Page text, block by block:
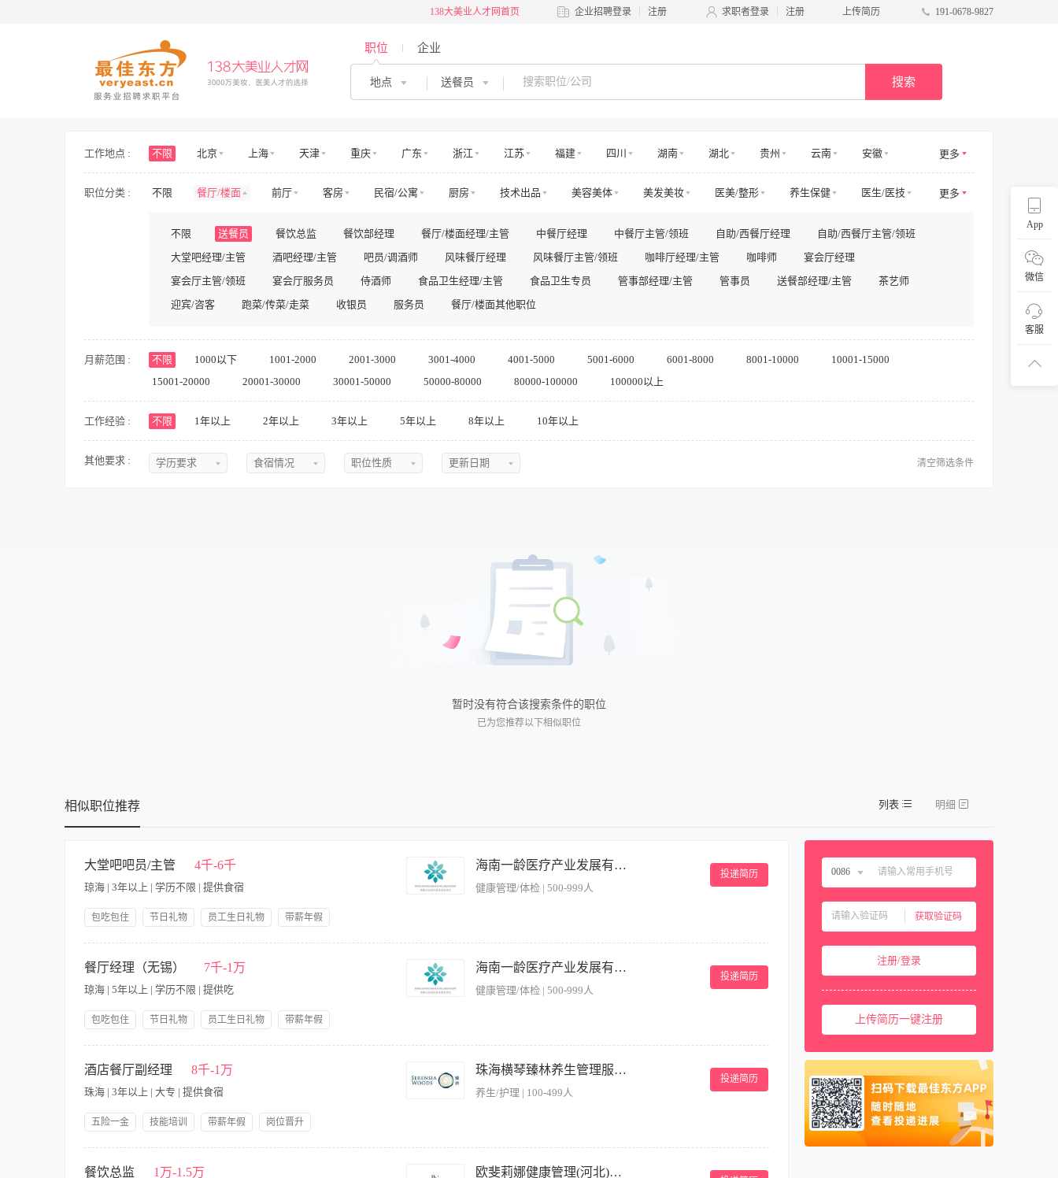
138大美业人才网首页 企业招聘登录 注册 求职者登录 注册 上传简历 191-0678-9827
职位 企业
地点 送餐员 搜索
App
扫码
微信
客服
工作地点 : 不限 北京 上海 天津 重庆 广东 浙江 江苏 福建 四川 湖南 湖北 贵州 云南
安徽
海南
山东 山西 河北 河南 吉林 江西 辽宁 陕西 黑龙江 青海 甘肃 台湾 广西
宁夏
新疆
西藏 内蒙古 香港 澳门 国外
更多
职位分类 : 不限 餐厅/楼面 前厅 客房 民宿/公寓 厨房 技术出品 美容美体 美发美妆 医美/整形 养生保健
医生/医技
房地产开发
房地产规划与设计 房地产销售/中介 房地产工程 高层管理 市场/运营 销售/商务拓展 收益/预订
客服及支持
人力资源
行政 财务/审计/税务 法务/咨询 IT/电脑 工程/维修 安保/消防 生产营运 采购/物流 供应链
影视/演出
储备/实习 兼职 其他
不限 送餐员 餐饮总监 餐饮部经理 餐厅/楼面经理/主管 中餐厅经理 中餐厅主管/领班 自助/西餐厅经理
自助/西餐厅主管/领班
大堂吧经理/主管
酒吧经理/主管 吧员/调酒师 风味餐厅经理 风味餐厅主管/领班 咖啡厅经理/主管 咖啡师
宴会厅经理
宴会厅主管/领班
宴会厅服务员 侍酒师 食品卫生经理/主管 食品卫生专员 管事部经理/主管 管事员 送餐部经理/主管
茶艺师
迎宾/咨客
跑菜/传菜/走菜 收银员 服务员 餐厅/楼面其他职位
更多
月薪范围 : 不限 1000以下 1001-2000 2001-3000 3001-4000 4001-5000 5001-6000 6001-8000 8001-10000
10001-15000
15001-20000
20001-30000 30001-50000 50000-80000 80000-100000 100000以上
工作经验 : 不限 1年以上 2年以上 3年以上 5年以上 8年以上 10年以上
其他要求 : 学历要求 食宿情况 职位性质 更新日期 清空筛选条件
暂时没有符合该搜索条件的职位
已为您推荐以下相似职位
相似职位推荐
大堂吧吧员/主管 4千-6千
琼海 | 3年以上 | 学历不限 | 提供食宿
包吃包住 节日礼物 员工生日礼物
带薪年假
海南一龄医疗产业发展有限公司
健康管理/体检 | 500-999人
投递简历
及班后例会，负责安排当日班次工作，并检查员工的日常仪表礼仪礼节执行情况； 2.督导员工积极向客人推荐特色咖啡、时令饮品、各类饮料，并向客人主动介绍菜
单内容及推介大堂吧相关产品； 3.监督服务员的规范操作，发现问题及时纠正，保证员工作操作流程符合标准；工作区域的整洁卫生，包括吧台、操作间、设备等的
清洁。遵守食品安全和卫生标准，确保饮品的安全和卫生。 4.依据部门培训计划，定期和不定期组织餐厅员工参加技能技巧和其他必要培训，协助总监组织其他团队
活动； 5.协助总监加强对餐厅资产管理及保障设施设备的完好率； 任职要求 -1、具备一定的沟通能力、语言表达能力； 2、有团队合作意识；服从安排； 3、工作积
极，能吃苦耐劳； 4、熟练掌握各类咖啡冲泡方法； 5.熟悉各类咖啡基础知识； 6.各类咖啡机设备的操作； 7.熟悉各类饮品出品方式.。
餐厅经理（无锡） 7千-1万
琼海 | 5年以上 | 学历不限 | 提供吃
包吃包住 节日礼物 员工生日礼物
带薪年假
海南一龄医疗产业发展有限公司
健康管理/体检 | 500-999人
投递简历
责召开每日班前班后例会，并安排部门主管及其他管理人员的日常工作，检查工作完成的时效性及标准性； 3、执行并检查员工的培训工作，组织员工积极参加学习
服务技巧技能，不断完善和提高员工的综合素质，做好培训考核纪录并存档； 4、定期召开餐厅员工会议，复盘近期服务及运营情况，并对餐厅员工表现进行相关绩
效考核； 5、建立并完善餐厅的工作程序和检查标准，并确保该服务程序和标准的有效实施； 6、负责与相关部门沟通，争取得到各部门对餐厅工作的配合与支持，并
及时做好相应早餐服务及人员安排； 7、负责将客人对菜肴的建议和意见转告厨师长，供厨师长在研究制定菜单及完善日常出品时作为参考； 8、负责检查餐厅日常卫
生清洁工作，餐厅环境卫生时刻保持干净，为客人提供良好的就餐氛围； 9、负责与管事部保持沟通，监督餐厅日常客用餐具、相关用具的清洁消毒工作，降低破损
率，有效控制成本； 10、妥善做好餐厅日常运营的安全与相关防火工作，确保餐厅各项安全指标完成良好； 11、负责检查餐厅设施设备的日常运转情况，并做好维护
酒店餐厅副经理 8千-1万
珠海 | 3年以上 | 大专 | 提供食宿
五险一金 技能培训 带薪年假
岗位晋升
珠海横琴臻林养生管理服务有限公司
养生/护理 | 100-499人
投递简历
况，维护良好顾客体验。 任职要求: 1. 具备餐饮服务及管理经验，有星级酒店相关背景者优先。 2. 沟通协调能力强，能有效带领团队完成工作目标。 3. 具备良好的英
餐饮总监 1万-1.5万 欧斐莉娜健康管理(河北)有限公司
列表 明细
0086
获取验证码
注册/登录
上传简历一键注册
中国大陆 0086
中国澳门 00853
西班牙
泰国 0066
柬埔寨 00855
00971